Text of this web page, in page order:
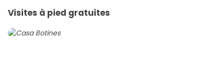
Visites à pied gratuites